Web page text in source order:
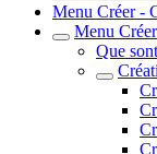
Menu Créer -
Menu
Que